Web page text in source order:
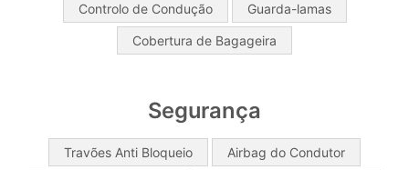
Controlo de Condução Guarda-lamas
Cobertura de Bagageira
Segurança
Travões Anti Bloqueio Airbag do Condutor